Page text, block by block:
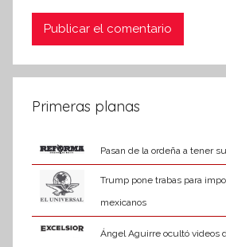
Primeras planas
Pasan de la ordeña a tener
Trump pone trabas para
mexicanos
Ángel Aguirre ocultó videos